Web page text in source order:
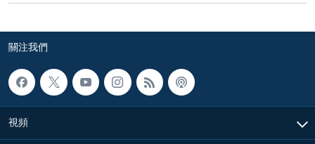
關注我們
視頻